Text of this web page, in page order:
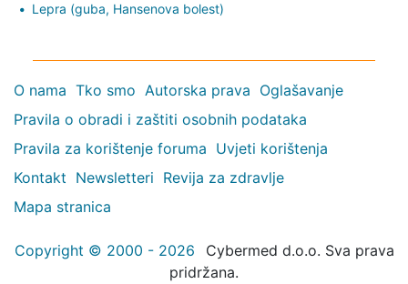
Lepra (guba, Hansenova bolest)
O nama Tko smo Autorska prava Oglašavanje
Pravila o obradi i zaštiti osobnih podataka
Pravila za korištenje foruma Uvjeti korištenja
Kontakt Newsletteri Revija za zdravlje
Mapa stranica
Copyright © 2000 - 2026
Cybermed d.o.o. Sva prava
pridržana.